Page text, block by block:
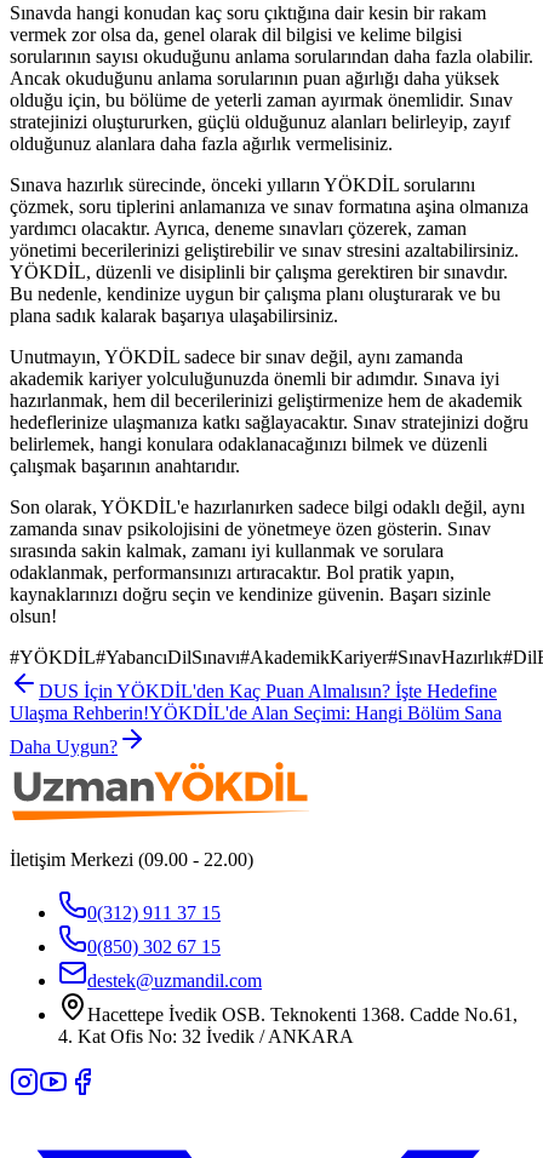
Sınavda hangi konudan kaç soru çıktığına dair kesin bir rakam
vermek zor olsa da, genel olarak dil bilgisi ve kelime bilgisi
sorularının sayısı okuduğunu anlama sorularından daha fazla olabilir.
Ancak okuduğunu anlama sorularının puan ağırlığı daha yüksek
olduğu için, bu bölüme de yeterli zaman ayırmak önemlidir. Sınav
stratejinizi oluştururken, güçlü olduğunuz alanları belirleyip, zayıf
olduğunuz alanlara daha fazla ağırlık vermelisiniz.
Sınava hazırlık sürecinde, önceki yılların YÖKDİL sorularını
çözmek, soru tiplerini anlamanıza ve sınav formatına aşina olmanıza
yardımcı olacaktır. Ayrıca, deneme sınavları çözerek, zaman
yönetimi becerilerinizi geliştirebilir ve sınav stresini azaltabilirsiniz.
YÖKDİL, düzenli ve disiplinli bir çalışma gerektiren bir sınavdır.
Bu nedenle, kendinize uygun bir çalışma planı oluşturarak ve bu
plana sadık kalarak başarıya ulaşabilirsiniz.
Unutmayın, YÖKDİL sadece bir sınav değil, aynı zamanda
akademik kariyer yolculuğunuzda önemli bir adımdır. Sınava iyi
hazırlanmak, hem dil becerilerinizi geliştirmenize hem de akademik
hedeflerinize ulaşmanıza katkı sağlayacaktır. Sınav stratejinizi doğru
belirlemek, hangi konulara odaklanacağınızı bilmek ve düzenli
çalışmak başarının anahtarıdır.
Son olarak, YÖKDİL'e hazırlanırken sadece bilgi odaklı değil, aynı
zamanda sınav psikolojisini de yönetmeye özen gösterin. Sınav
sırasında sakin kalmak, zamanı iyi kullanmak ve sorulara
odaklanmak, performansınızı artıracaktır. Bol pratik yapın,
kaynaklarınızı doğru seçin ve kendinize güvenin. Başarı sizinle
olsun!
#YÖKDİL#YabancıDilSınavı#AkademikKariyer#SınavHazırlık#
DUS İçin YÖKDİL'den Kaç Puan Almalısın? İşte Hedefine
Ulaşma Rehberin!YÖKDİL'de Alan Seçimi: Hangi Bölüm Sana
Daha Uygun?
İletişim Merkezi (09.00 - 22.00)
0(312) 911 37 15
0(850) 302 67 15
destek@uzmandil.com
Hacettepe İvedik OSB. Teknokenti 1368. Cadde No.61,
4. Kat Ofis No: 32 İvedik / ANKARA